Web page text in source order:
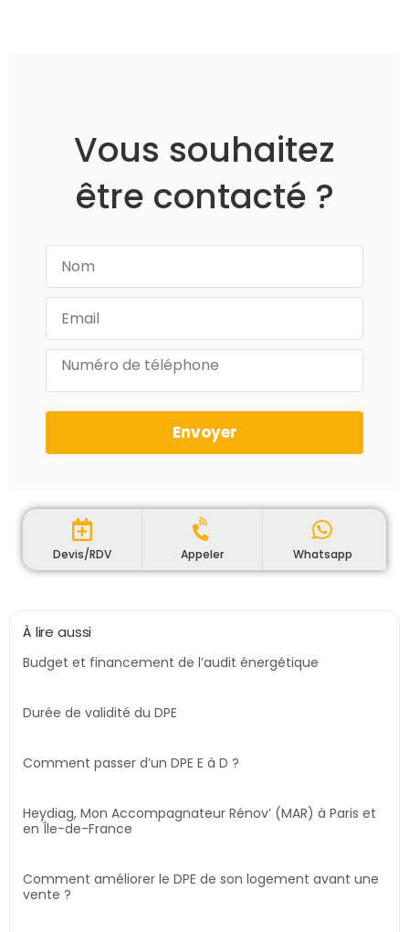
Vous souhaitez
être contacté ?
Envoyer
Devis/RDV Appeler Whatsapp
À lire aussi
Budget et financement de l’audit énergétique
Durée de validité du DPE
Comment passer d’un DPE E à D ?
Heydiag, Mon Accompagnateur Rénov’ (MAR) à Paris et
en Île-de-France
Comment améliorer le DPE de son logement avant une
vente ?